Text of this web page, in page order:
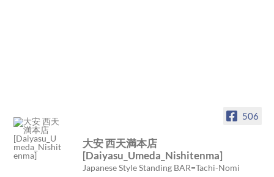
506
大安 西天満本店
[Daiyasu_Umeda_Nishitenma]
Japanese Style Standing BAR=Tachi-Nomi